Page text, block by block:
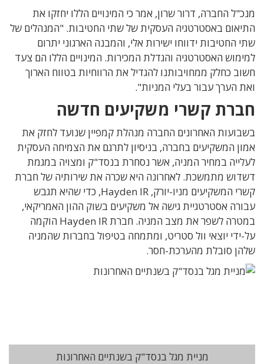
מנכ"ל החברה, דרור שרון, אמר כי המינויים הללו יחזקו את
התיאום באסטרטגיה העסקית של שתי החטיבות. "המנהלים של
שתי החטיבות ידווחו ישירות אלי, והמבנה הארגוני יתרום
למימוש האסטרטגיה והגדלת המכירות. המינויים הללו הם צעד
חשוב כחלק ממחויבותנו להגדיל את הרווחיות בטווח הארוך
ואת הערך עבור בעלי המניות".
חברת קשרי משקיעים חדשה
בשבועות האחרונים החברה מנהלת קמפיין שנועד לחזק את
אמון המשקיעים בחברה, בניסיון לתרגם את הצמיחה העסקית
לעלייה במחיר המניה, אשר נסחרת בנסד"ק ומצויה במגמת
דשדוש מתמשכת. לאחרונה היא שכרה את שירותיה של חברת
קשרי המשקיעים מניו-יורק, Hayden IR, כדי שהיא תגבש
עבורה אסטרטגיית גישה אל משקיעים בשוק ההון האמריקאי,
במטרה לשפר את מצב המניה. חברת Hayden IR הוקמה
על-ידי יוצאי וול סטריט, ומתמחה בטיפול בחברות שהמניה
שלהן סובלת מהערכת-חסר.
מניית מגל בנסד"ק בשנתיים האחרונות